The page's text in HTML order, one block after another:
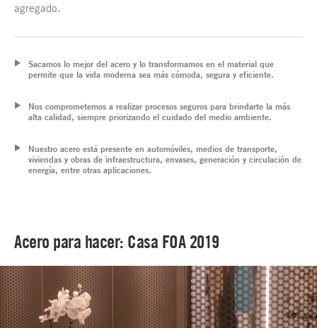
agregado.
Sacamos lo mejor del acero y lo transformamos en el material que
permite que la vida moderna sea más cómoda, segura y eficiente.
Nos comprometemos a realizar procesos seguros para brindarte la más
alta calidad, siempre priorizando el cuidado del medio ambiente.
Nuestro acero está presente en automóviles, medios de transporte,
viviendas y obras de infraestructura, envases, generación y circulación de
energía, entre otras aplicaciones.
Acero para hacer: Casa FOA 2019